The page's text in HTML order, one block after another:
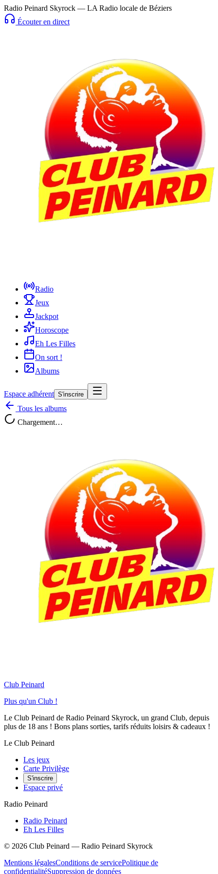
Radio Peinard Skyrock — LA Radio locale de Béziers
Écouter en direct
Radio
Jeux
Jackpot
Horoscope
Eh Les Filles
On sort !
Albums
Espace adhérent S'inscrire
Tous les albums
Chargement…
Club Peinard
Plus qu'un Club !
Le Club Peinard de Radio Peinard Skyrock, un grand Club, depuis
plus de 18 ans ! Bons plans sorties, tarifs réduits loisirs & cadeaux !
Le Club Peinard
Les jeux
Carte Privilège
S'inscrire
Espace privé
Radio Peinard
Radio Peinard
Eh Les Filles
© 2026 Club Peinard — Radio Peinard Skyrock
Mentions légalesConditions de servicePolitique de
confidentialitéSuppression de données